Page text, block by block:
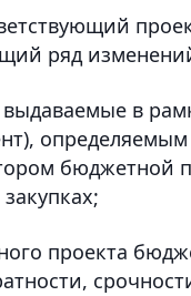
ряд
в
бюджетной
проекта